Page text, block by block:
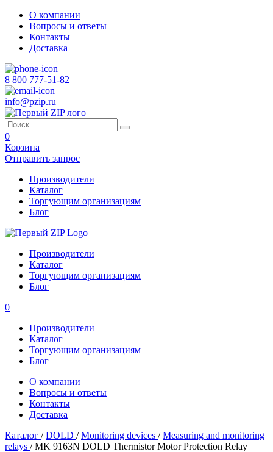
О компании
Вопросы и ответы
Контакты
Доставка
8 800 777-51-82
info@pzip.ru
0
Корзина
Отправить запрос
Производители
Каталог
Торгующим организациям
Блог
Производители
Каталог
Торгующим организациям
Блог
0
Производители
Каталог
Торгующим организациям
Блог
О компании
Вопросы и ответы
Контакты
Доставка
Каталог /DOLD /Monitoring devices /Measuring and monitoring
relays /MK 9163N DOLD Thermistor Motor Protection Relay